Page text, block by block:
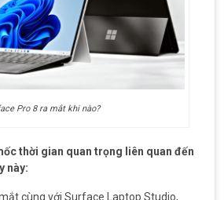
Pro 8 ra mắt khi nào?
thời gian quan trọng liên quan đến
này:
cùng với Surface Laptop Studio,